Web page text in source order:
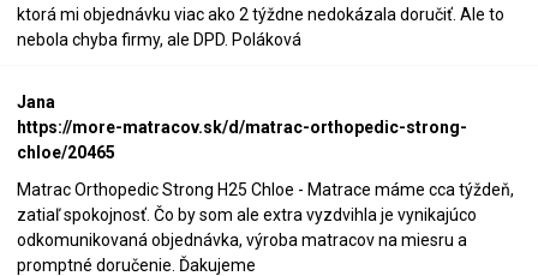
ktorá mi objednávku viac ako 2 týždne nedokázala doručiť. Ale to
nebola chyba firmy, ale DPD. Poláková
Jana
https://more-matracov.sk/d/matrac-orthopedic-strong-
chloe/20465
Matrac Orthopedic Strong H25 Chloe - Matrace máme cca týždeň,
zatiaľ spokojnosť. Čo by som ale extra vyzdvihla je vynikajúco
odkomunikovaná objednávka, výroba matracov na miesru a
promptné doručenie. Ďakujeme